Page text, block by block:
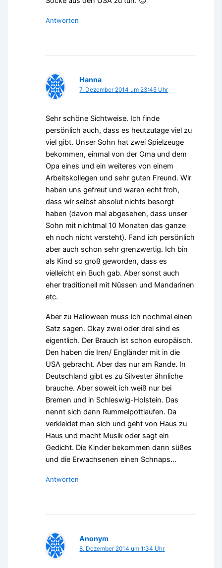
Antworten
Hanna
7. Dezember 2014 um 23:45 Uhr
Sehr schöne Sichtweise. Ich finde
persönlich auch, dass es heutzutage viel zu
viel gibt. Unser Sohn hat zwei Spielzeuge
bekommen, einmal von der Oma und dem
Opa eines und ein weiteres von einem
Arbeitskollegen und sehr guten Freund. Wir
haben uns gefreut und waren echt froh,
dass wir selbst absolut nichts besorgt
haben (davon mal abgesehen, dass unser
Sohn mit nichtmal 10 Monaten das ganze
eh noch nicht versteht). Fand ich persönlich
aber auch schon sehr grenzwertig. Ich bin
als Kind so groß geworden, dass es
vielleicht ein Buch gab. Aber sonst auch
eher traditionell mit Nüssen und Mandarinen
etc.
Aber zu Halloween muss ich nochmal einen
Satz sagen. Okay zwei oder drei sind es
eigentlich. Der Brauch ist schon europäisch.
Den haben die Iren/ Engländer mit in die
USA gebracht. Aber das nur am Rande. In
Deutschland gibt es zu Silvester ähnliche
brauche. Aber soweit ich weiß nur bei
Bremen und in Schleswig-Holstein. Das
nennt sich dann Rummelpottlaufen. Da
verkleidet man sich und geht von Haus zu
Haus und macht Musik oder sagt ein
Gedicht. Die Kinder bekommen dann süßes
und die Erwachsenen einen Schnaps…
Antworten
Anonym
8. Dezember 2014 um 1:34 Uhr